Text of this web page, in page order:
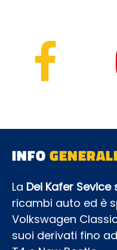
INFOGENERALI
La Dei Kafer Sevice
ricambi auto ed è
Volkswagen
suoi derivati fino